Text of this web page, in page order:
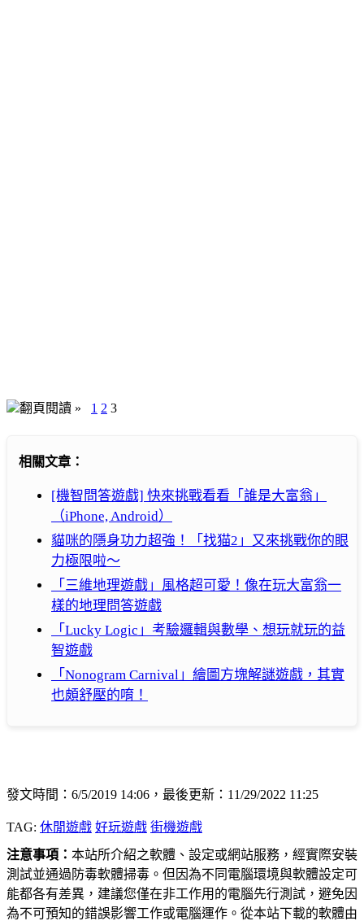
翻頁閱讀 » 1 2 3
相關文章：
[機智問答遊戲] 快來挑戰看看「誰是大富翁」
（iPhone, Android）
貓咪的隱身功力超強！「找猫2」又來挑戰你的眼
力極限啦～
「三維地理遊戲」風格超可愛！像在玩大富翁一
樣的地理問答遊戲
「Lucky Logic」考驗邏輯與數學、想玩就玩的益
智遊戲
「Nonogram Carnival」繪圖方塊解謎遊戲，其實
也頗舒壓的唷！
發文時間：6/5/2019 14:06，最後更新：11/29/2022 11:25
TAG: 休閒遊戲 好玩遊戲 街機遊戲
注意事項： 本站所介紹之軟體、設定或網站服務，經實際安裝
測試並通過防毒軟體掃毒。但因為不同電腦環境與軟體設定可
能都各有差異，建議您僅在非工作用的電腦先行測試，避免因
為不可預知的錯誤影響工作或電腦運作。從本站下載的軟體由